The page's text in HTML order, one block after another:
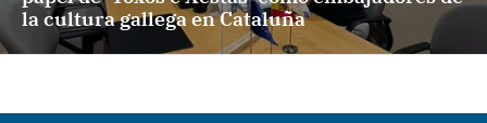
la cultura gallega en Cataluña